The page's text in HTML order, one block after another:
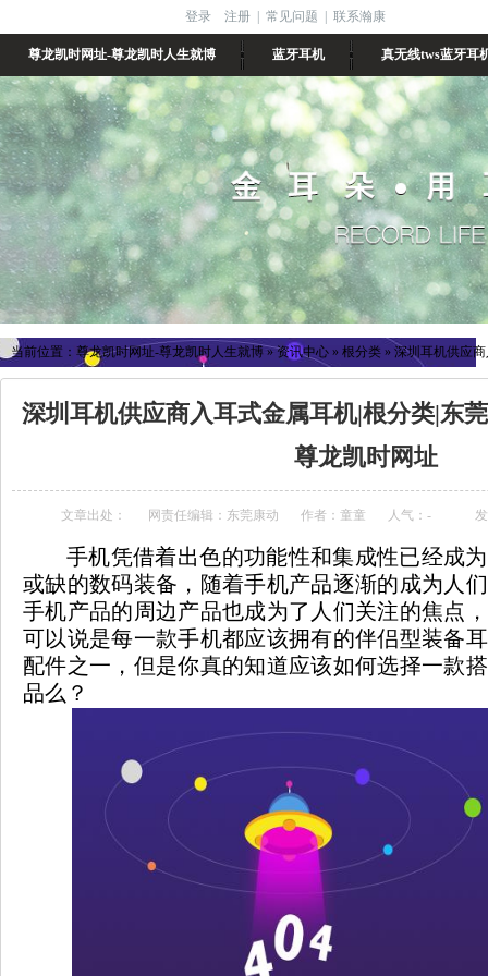
登录 注册 常见问题 联系瀚康
尊龙凯时网址-尊龙凯时人生就博 蓝牙耳机 真无线tws蓝牙耳
当前位置： 尊龙凯时网址-尊龙凯时人生就博»资讯中心 » 根分类 » 深圳耳机供应
深圳耳机供应商入耳式金属耳机|根分类|东
尊龙凯时网址
文章出处： 网责任编辑：东莞康动 作者：童童 人气： -
手机凭借着出色的功能性和集成性已经成
或缺的数码装备，随着手机产品逐渐的成为人
手机产品的周边产品也成为了人们关注的焦点
可以说是每一款手机都应该拥有的伴侣型装备
配件之一，但是你真的知道应该如何选择一款
品么？